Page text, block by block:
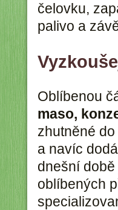
čelovku,
palivo a
Oblíbenou
maso,
zhutněné
a navíc
dnešní
oblíbených